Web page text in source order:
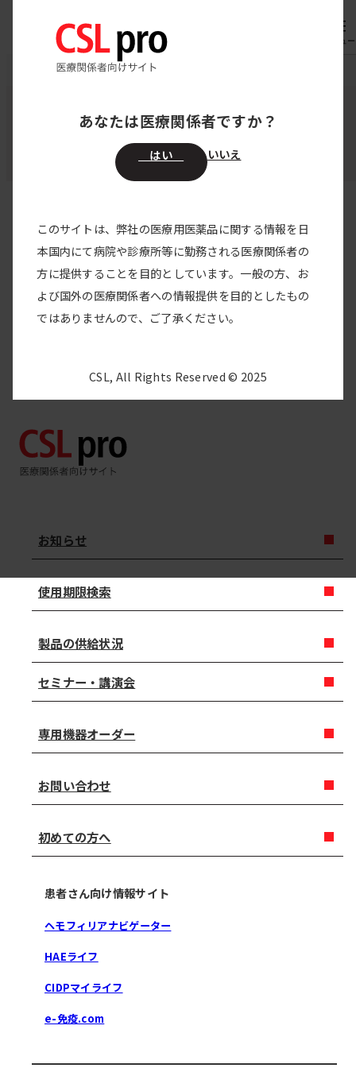
メニュー
CSL pro 領域別医療情報
内分泌内科
すべての製品
すべてのカテゴリー
2025/07/28
HAE診療フロントライン 医療法人埼友会 埼友
お知らせ
使用期限検索
製品の供給状況
セミナー・講演会
専用機器オーダー
お問い合わせ
初めての方へ
患者さん向け情報サイト
ヘモフィリアナビゲーター
HAEライフ
CIDPマイライフ
e-免疫.com
あなたは医療関係者ですか？
はい いいえ
このサイトは、弊社の医療用医薬品に関する情報を日
本国内にて病院や診療所等に勤務される医療関係者の
方に提供することを目的としています。一般の方、お
よび国外の医療関係者への情報提供を目的としたもの
ではありませんので、ご了承ください。
CSL, All Rights Reserved © 2025